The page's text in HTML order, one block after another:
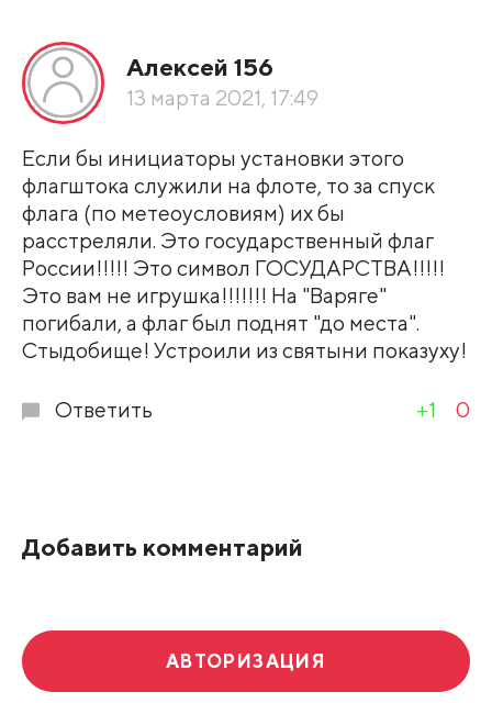
Алексей 156
13 марта 2021, 17:49
Если бы инициаторы установки этого
флагштока служили на флоте, то за спуск
флага (по метеоусловиям) их бы
расстреляли. Это государственный флаг
России!!!!! Это символ ГОСУДАРСТВА!!!!!
Это вам не игрушка!!!!!!! На "Варяге"
погибали, а флаг был поднят "до места".
Стыдобище! Устроили из святыни показуху!
Ответить +1 0
Добавить комментарий
АВТОРИЗАЦИЯ